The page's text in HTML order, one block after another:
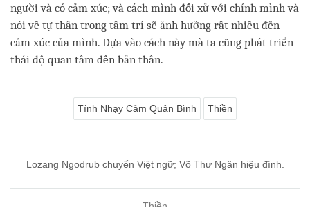
người và có cảm xúc; và cách mình đối xử với chính mình và
nói về tự thân trong tâm trí sẽ ảnh hưởng rất nhiều đến
cảm xúc của mình. Dựa vào cách này mà ta cũng phát triển
thái độ quan tâm đến bản thân.
Tính Nhạy Cảm Quân Bình Thiền
Lozang Ngodrub chuyển Việt ngữ; Võ Thư Ngân hiệu đính.